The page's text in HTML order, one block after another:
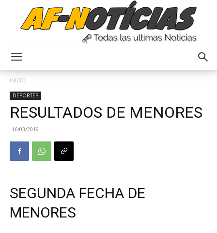
INICIO
DEPORTES
RESULTADOS DE MENORES
16/03/2019
SEGUNDA FECHA DE
MENORES